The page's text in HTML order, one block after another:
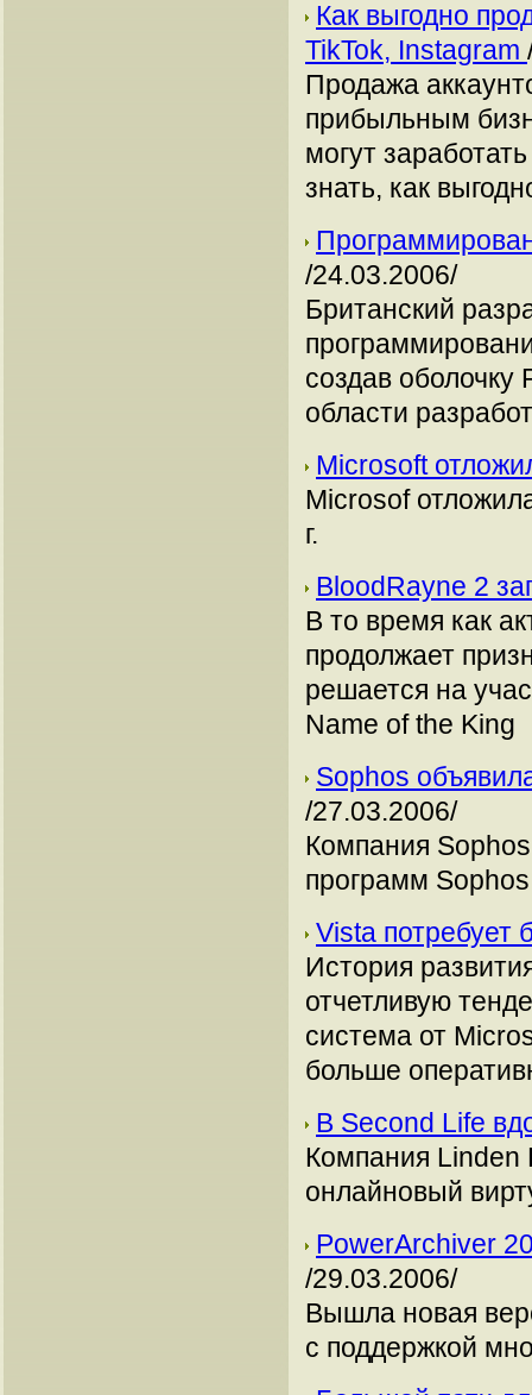
Как выгодно
TikTok, Instagram
Продажа
прибыльным
могут
знать, как
/24.03.2006/
Британский
создав оболочку
области
Microsoft
Microsof
г.
BloodRayne 2
В то время как
продолжает
решается на
Name of the King
Sophos
/27.03.2006/
Компания
программ
Vista потребует
История
отчетливую
система от
больше
В Second Life
Компания Linden
онлайновый
PowerArchiver
/29.03.2006/
Вышла новая
с поддержкой